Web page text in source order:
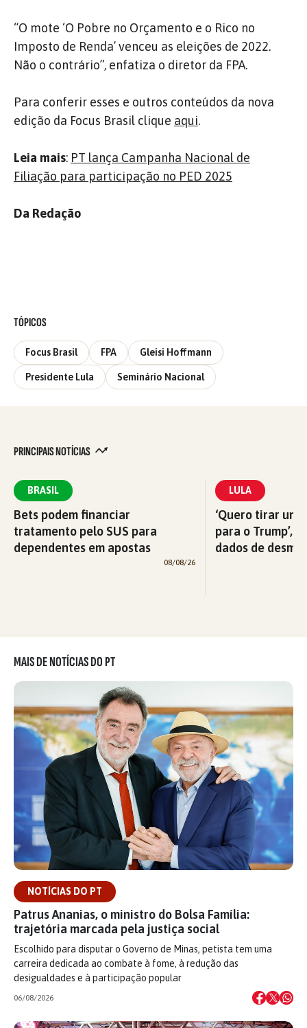
“O mote ‘O Pobre no Orçamento e o Rico no
Imposto de Renda’ venceu as eleições de 2022.
Não o contrário”, enfatiza o diretor da FPA.
Para conferir esses e outros conteúdos da nova
edição da Focus Brasil clique aqui.
Leia mais: PT lança Campanha Nacional de
Filiação para participação no PED 2025
Da Redação
TÓPICOS
Focus Brasil FPA Gleisi Hoffmann
Presidente Lula Seminário Nacional
PRINCIPAIS NOTÍCIAS
BRASIL
Bets podem financiar
tratamento pelo SUS para
dependentes em apostas
08/08/26
LULA
‘Quero tirar
para o Trump’,
dados de
MAIS DE NOTÍCIAS DO PT
NOTÍCIAS DO PT
Patrus Ananias, o ministro do Bolsa Família:
trajetória marcada pela justiça social
Escolhido para disputar o Governo de Minas, petista tem uma
carreira dedicada ao combate à fome, à redução das
desigualdades e à participação popular
06/08/2026